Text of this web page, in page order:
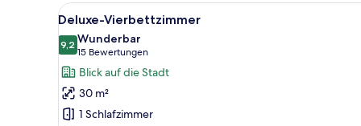
Alle
Fotos
für
Deluxe-
Vierbettzimmer
anzeigen
Ein Hotelzimmer mit zwei
6
Deluxe-Vierbettzimmer
9,29,2 von 10
Wunderbar
15 Bewertungen
(15
Bewertungen)
Blick auf die Stadt
30 m²
1 Schlafzimmer